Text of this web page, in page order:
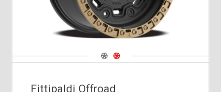
Navigate 1
Navigate 2